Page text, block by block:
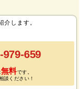
介します。
979-659
無料です。
談ください！